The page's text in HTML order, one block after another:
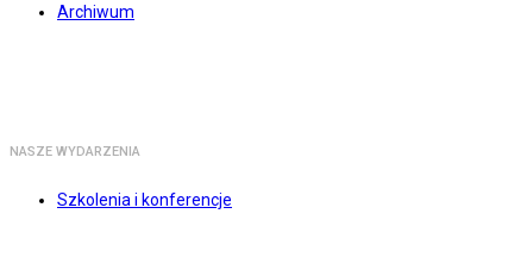
Archiwum
NASZE WYDARZENIA
Szkolenia i konferencje